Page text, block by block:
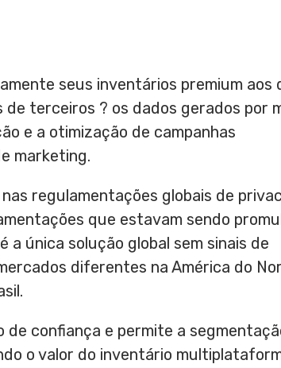
seus inventários premium aos
terceiros ? os dados gerados por
e a otimização de campanhas
marketing.
regulamentações globais de
que estavam sendo
a única solução global sem sinais de
diferentes na América do
de confiança e permite a
o valor do inventário